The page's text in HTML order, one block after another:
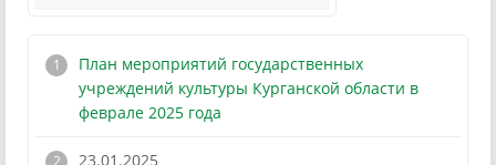
План мероприятий государственных
учреждений культуры Курганской области в
феврале 2025 года
23.01.2025